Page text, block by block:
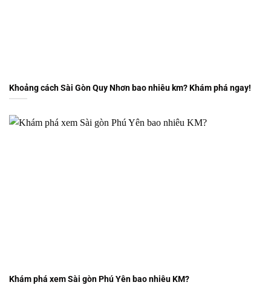
Khoảng cách Sài Gòn Quy Nhơn bao nhiêu km? Khám phá ngay!
Khám phá xem Sài gòn Phú Yên bao nhiêu KM?